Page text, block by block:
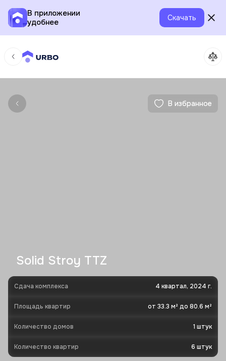
В приложении
удобнее
Скачать
В избранное
Solid Stroy TTZ
Сдача комплекса 4 квартал, 2024 г.
Площадь квартир от 33.3 м² до 80.6 м²
Количество домов 1 штук
Количество квартир 6 штук